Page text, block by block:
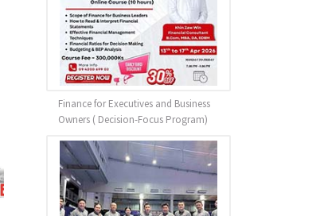
Finance for Executives and Business
Owners ( Decision-Focus Program)